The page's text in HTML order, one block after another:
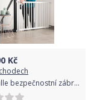
Kč
Badabulle bezpečnostní zábrana DECO POP bílá